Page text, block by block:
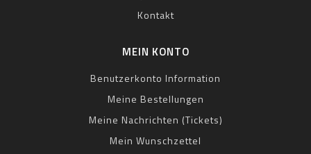
Kontakt
MEIN KONTO
Benutzerkonto Information
Meine Bestellungen
Meine Nachrichten (Tickets)
Mein Wunschzettel